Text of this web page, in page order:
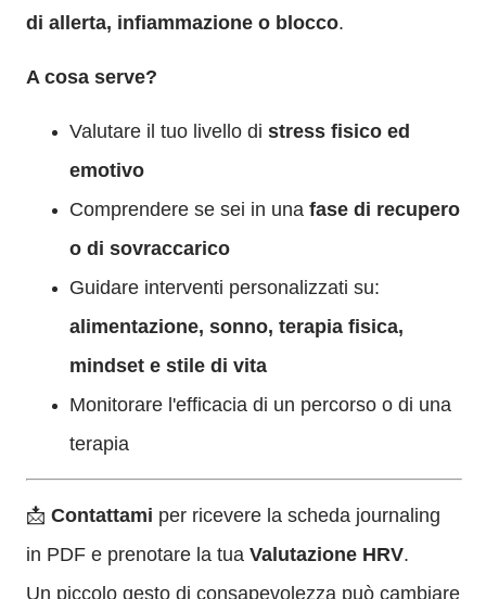
di allerta, infiammazione o blocco.
A cosa serve?
Valutare il tuo livello di stress fisico ed
emotivo
Comprendere se sei in una fase di recupero
o di sovraccarico
Guidare interventi personalizzati su:
alimentazione, sonno, terapia fisica,
mindset e stile di vita
Monitorare l'efficacia di un percorso o di una
terapia
📩 Contattami per ricevere la scheda journaling
in PDF e prenotare la tua Valutazione HRV.
Un piccolo gesto di consapevolezza può cambiare